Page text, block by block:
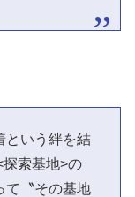
という絆を結
索基地>の
て〝その基地